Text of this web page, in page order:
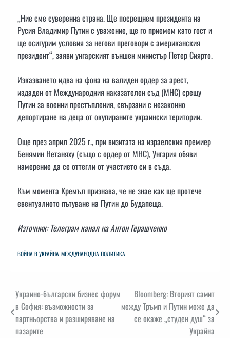
„Ние сме суверенна страна. Ще посрещнем президента на
Русия Владимир Путин с уважение, ще го приемем като гост и
ще осигурим условия за негови преговори с американския
президент“, заяви унгарският външен министър Петер Сиярто.
Изказването идва на фона на валиден ордер за арест,
издаден от Международния наказателен съд (МНС) срещу
Путин за военни престъпления, свързани с незаконно
депортиране на деца от окупираните украински територии.
Още през април 2025 г., при визитата на израелския премиер
Бенямин Нетаняху (също с ордер от МНС), Унгария обяви
намерение да се оттегли от участието си в съда.
Към момента Кремъл признава, че не знае как ще протече
евентуалното пътуване на Путин до Будапеща.
Източник: Телеграм канал на Антон Герашченко
ВОЙНА В УКРАЙНА МЕЖДУНАРОДНА ПОЛИТИКА
Навигация
Украино-български бизнес форум
в София: възможности за
партньорства и разширяване на
пазарите
Bloomberg: Вторият самит
между Тръмп и Путин може да
се окаже „студен душ“ за
Украйна